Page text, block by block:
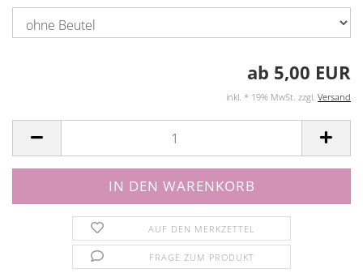
ab 5,00 EUR
inkl. * 19% MwSt. zzgl. Versand
AUF DEN MERKZETTEL
FRAGE ZUM PRODUKT